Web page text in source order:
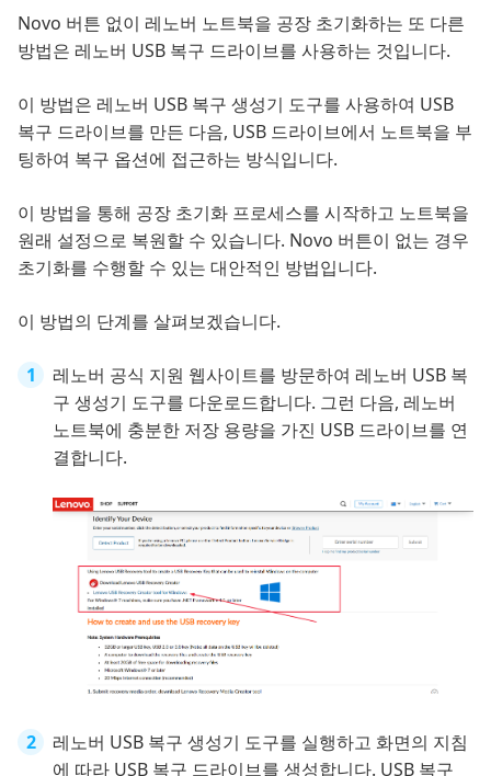
Novo 버튼 없이 레노버 노트북을 공장 초기화하는 또 다른
방법은 레노버 USB 복구 드라이브를 사용하는 것입니다.
이 방법은 레노버 USB 복구 생성기 도구를 사용하여 USB
복구 드라이브를 만든 다음, USB 드라이브에서 노트북을 부
팅하여 복구 옵션에 접근하는 방식입니다.
이 방법을 통해 공장 초기화 프로세스를 시작하고 노트북을
원래 설정으로 복원할 수 있습니다. Novo 버튼이 없는 경우
초기화를 수행할 수 있는 대안적인 방법입니다.
이 방법의 단계를 살펴보겠습니다.
레노버 공식 지원 웹사이트를 방문하여 레노버 USB 복
구 생성기 도구를 다운로드합니다. 그런 다음, 레노버
노트북에 충분한 저장 용량을 가진 USB 드라이브를 연
결합니다.
레노버 USB 복구 생성기 도구를 실행하고 화면의 지침
에 따라 USB 복구 드라이브를 생성합니다. USB 복구